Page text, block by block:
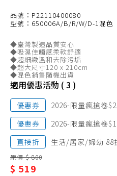
浴
用
品/
毛
巾、
浴
巾
浴盆、泡澡桶、洗澡盆
面盆、洗臉盆
給皂器、皂盤、皂托
毛巾、浴巾
浴袍、浴帽
馬桶坐墊、坐墊貼
品號：P22110400080
型號：650006A/B/R/W/D-1混色
◆臺灣製造品質安心
◆吸濕佳觸感柔軟舒適
◆超細緻溫和去除污垢
◆超大尺寸120 x 210cm
◆混色銷售隨機出貨
適用優惠活動 ( 3 )
優惠券
2026-限量瘋搶卷
優惠券
2026-限量瘋搶卷
直接折
生活/居家/婦幼 88
原價 $ 800
$ 519